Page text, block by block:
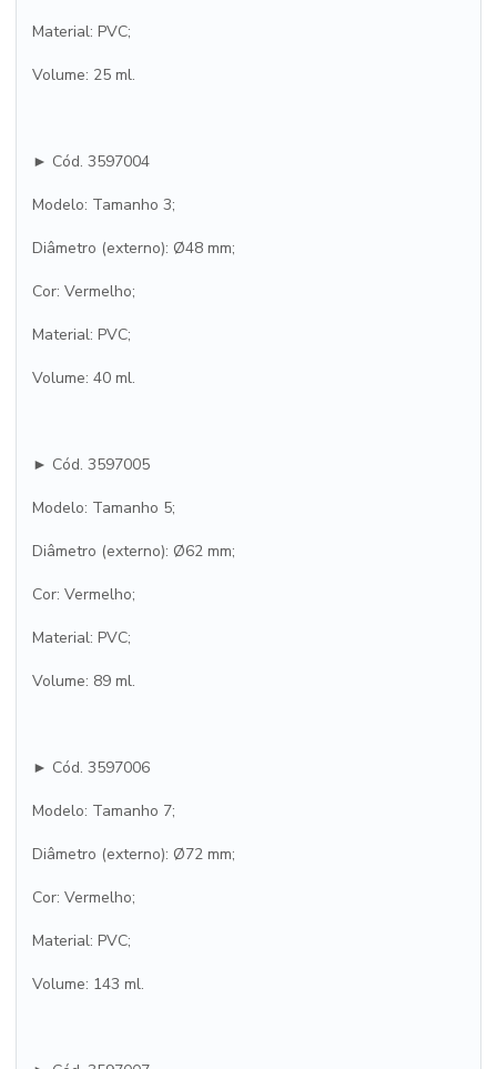
Material: PVC;
Volume: 25 ml.
► Cód. 3597004
Modelo: Tamanho 3;
Diâmetro (externo): Ø48 mm;
Cor: Vermelho;
Material: PVC;
Volume: 40 ml.
► Cód. 3597005
Modelo: Tamanho 5;
Diâmetro (externo): Ø62 mm;
Cor: Vermelho;
Material: PVC;
Volume: 89 ml.
► Cód. 3597006
Modelo: Tamanho 7;
Diâmetro (externo): Ø72 mm;
Cor: Vermelho;
Material: PVC;
Volume: 143 ml.